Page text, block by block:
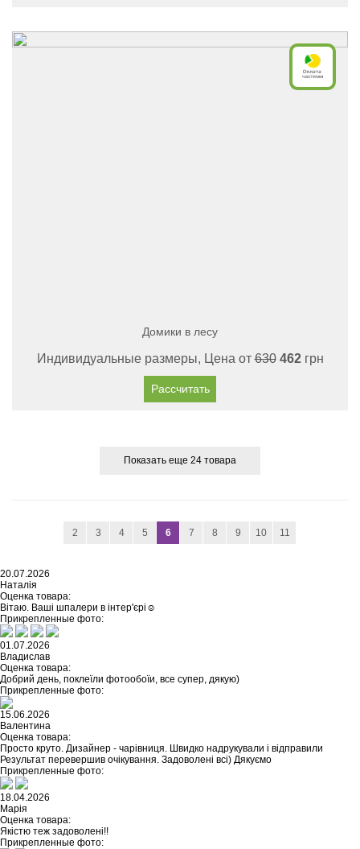
Домики в лесу
Индивидуальные размеры, Цена от630 462грн
Рассчитать
Показать еще 24 товара
2 3 4 5 6 7 8 9 10 11
20.07.2026
Наталія
Оценка товара:
Вітаю. Ваші шпалери в інтер'єрі☺️
Прикрепленные фото:
01.07.2026
Владислав
Оценка товара:
Добрий день, поклеїли фотообоїи, все супер, дякую)
Прикрепленные фото:
15.06.2026
Валентина
Оценка товара:
Просто круто. Дизайнер - чарівниця. Швидко надрукували і відправили
Результат перевершив очікування. Задоволені всі) Дякуємо
Прикрепленные фото:
18.04.2026
Марія
Оценка товара:
Якістю теж задоволені!!
Прикрепленные фото: